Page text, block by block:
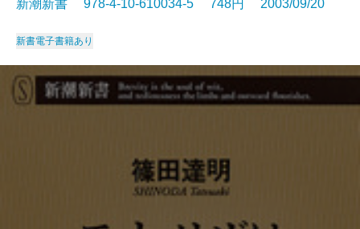
新潮新書 978-4-10-610034-5 748円 2003/09/20
新書電子書籍あり